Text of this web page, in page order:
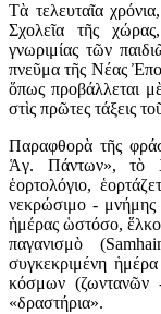
Τὰ τελευταῖα
Σχολεῖα τῆς
γνωριμίας τῶν
πνεῦμα τῆς Νέας
ὅπως προβάλλεται
στὶς πρῶτες τάξεις
Παραφθορὰ τῆς
Ἁγ. Πάντων», τὸ
ἑορτολόγιο,
νεκρώσιμο - μνήμης
ἡμέρας ὡστόσο,
παγανισμὸ
συγκεκριμένη
κόσμων (ζωντανῶν
«δραστήρια».